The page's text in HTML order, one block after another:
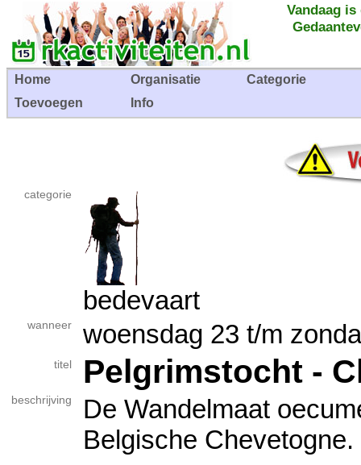
Vandaag
Home Organisatie
Categorie
Toevoegen
Info
categorie
bedevaart
wanneer woensdag 23 t/m
titel Pelgrimstocht -
beschrijving
De Wandelmaat
Belgische Chevetogne.